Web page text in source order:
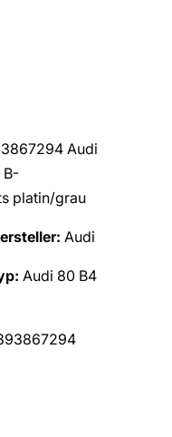
Audi
B-
platin/grau
Audi
Audi 80 B4